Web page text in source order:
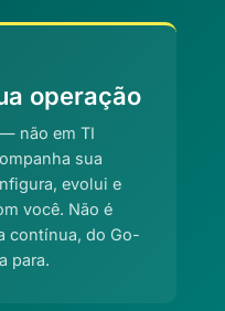
operação
não em TI
sua
evolui e
você. Não é
contínua, do Go-
para.